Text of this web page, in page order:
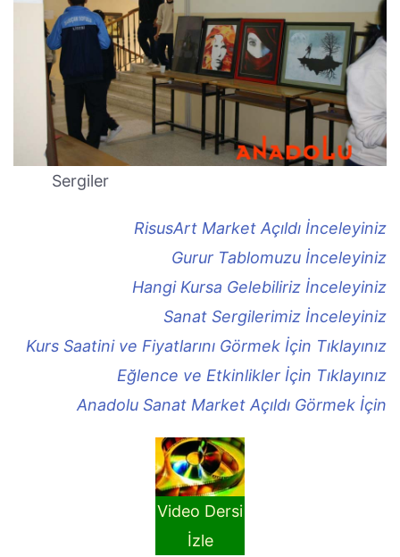
Sergiler
RisusArt Market Açıldı İnceleyiniz
Gurur Tablomuzu İnceleyiniz
Hangi Kursa Gelebiliriz İnceleyiniz
Sanat Sergilerimiz İnceleyiniz
Kurs Saatini ve Fiyatlarını Görmek İçin Tıklayınız
Eğlence ve Etkinlikler İçin Tıklayınız
Anadolu Sanat Market Açıldı Görmek İçin
Video Dersi
İzle